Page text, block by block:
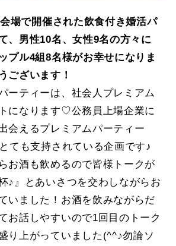
場で開催された飲食付き婚活パ
、男性10名、女性9名の方々に
プル4組8名様がお幸せになりま
ございます！
ーティーは、社会人プレミアム
になります♡公務員上場企業に
会えるプレミアムパーティー
ても支持されている企画です♪
お酒も飲めるので皆様トークが
♪』とあいさつを交わしながらお
いました！お酒を飲みながらだ
お話しやすいので1回目のトーク
り上がっていました(^^♪勿論ソ